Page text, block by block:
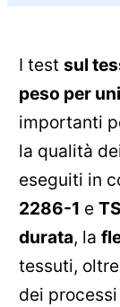
I testsul
peso per
importanti
la qualità
eseguiti in
2286-1 e
durata, la
tessuti,
dei processi